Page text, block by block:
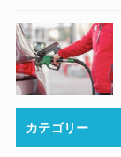
カテゴリー